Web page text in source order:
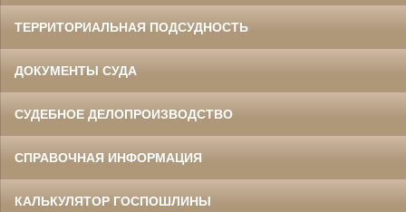
ТЕРРИТОРИАЛЬНАЯ ПОДСУДНОСТЬ
ДОКУМЕНТЫ СУДА
СУДЕБНОЕ ДЕЛОПРОИЗВОДСТВО
СПРАВОЧНАЯ ИНФОРМАЦИЯ
КАЛЬКУЛЯТОР ГОСПОШЛИНЫ